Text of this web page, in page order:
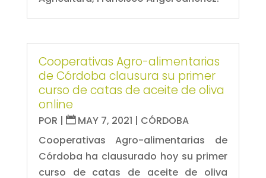
Cooperativas Agro-alimentarias
de Córdoba clausura su primer
curso de catas de aceite de oliva
online
POR | MAY 7, 2021 | CÓRDOBA
Cooperativas Agro-alimentarias de
Córdoba ha clausurado hoy su primer
curso de catas de aceite de oliva